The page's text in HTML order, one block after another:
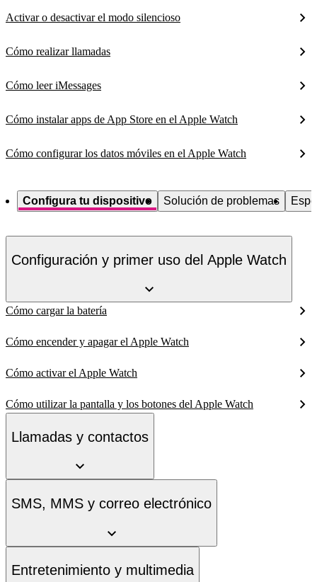
Activar o desactivar el modo silencioso
Cómo realizar llamadas
Cómo leer iMessages
Cómo instalar apps de App Store en el Apple Watch
Cómo configurar los datos móviles en el Apple Watch
Configura tu dispositivo Solución de problemas
Configuración y primer uso del Apple Watch
Cómo cargar la batería
Cómo encender y apagar el Apple Watch
Cómo activar el Apple Watch
Cómo utilizar la pantalla y los botones del Apple Watch
Llamadas y contactos
SMS, MMS y correo electrónico
Entretenimiento y multimedia